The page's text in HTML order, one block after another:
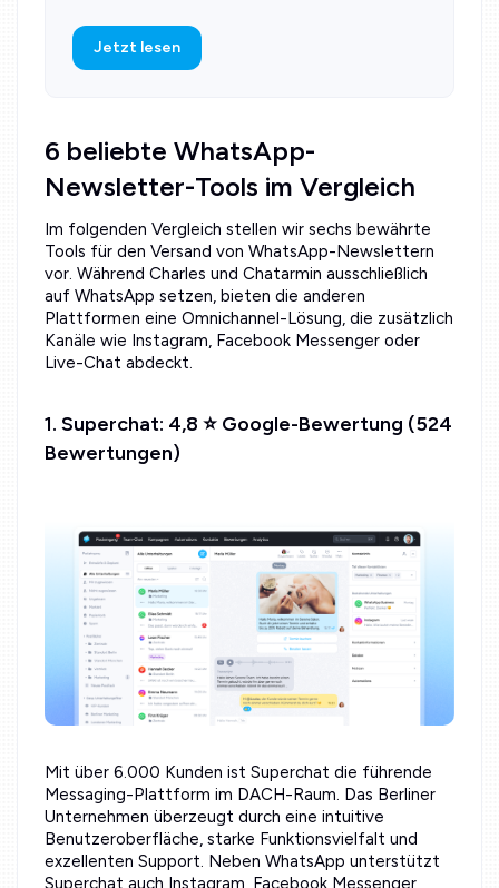
Jetzt lesen
6 beliebte WhatsApp-
Newsletter-Tools im Vergleich
Im folgenden Vergleich stellen wir sechs bewährte
Tools für den Versand von WhatsApp-Newslettern
vor. Während Charles und Chatarmin ausschließlich
auf WhatsApp setzen, bieten die anderen
Plattformen eine Omnichannel-Lösung, die zusätzlich
Kanäle wie Instagram, Facebook Messenger oder
Live-Chat abdeckt.
1. Superchat: 4,8 ⭐ Google-Bewertung (524
Bewertungen)
Mit über 6.000 Kunden ist Superchat die führende
Messaging-Plattform im DACH-Raum. Das Berliner
Unternehmen überzeugt durch eine intuitive
Benutzeroberfläche, starke Funktionsvielfalt und
exzellenten Support. Neben WhatsApp unterstützt